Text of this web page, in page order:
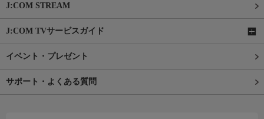
J:COM STREAM
J:COM TVサービスガイド
イベント・プレゼント
サポート・よくある質問